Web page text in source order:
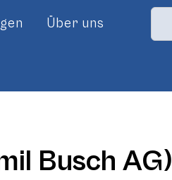
Über uns
Busch AG)